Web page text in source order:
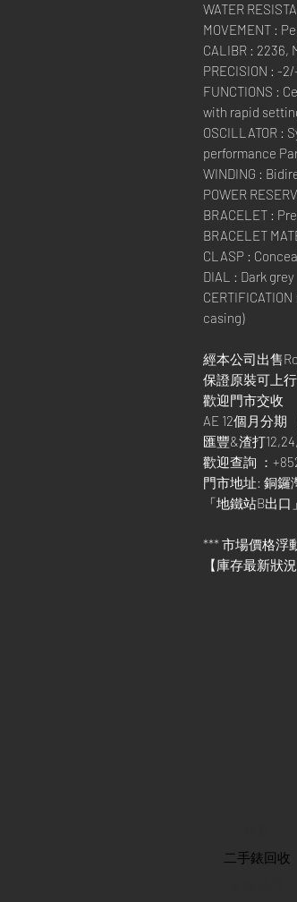
WATER
MOVEMENT :
CALIBR : 2236,
PRECISION : -
FUNCTIONS :
with rapid
OSCILLATOR :
performance
WINDING :
POWER
BRACELET :
BRACELET
CLASP :
DIAL : Dark grey
casing)
經本公司出售
保證原裝可上行
歡迎門市交收
AE 12個月分期
匯豐&渣打
歡迎查詢 ：
門市地址: 銅鑼
「地鐵站B出口」
*** 市場價格浮
【庫存最新狀
​二手錶回收